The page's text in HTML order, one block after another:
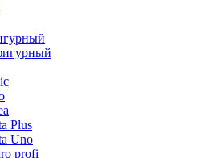
Plus
Uno
profi